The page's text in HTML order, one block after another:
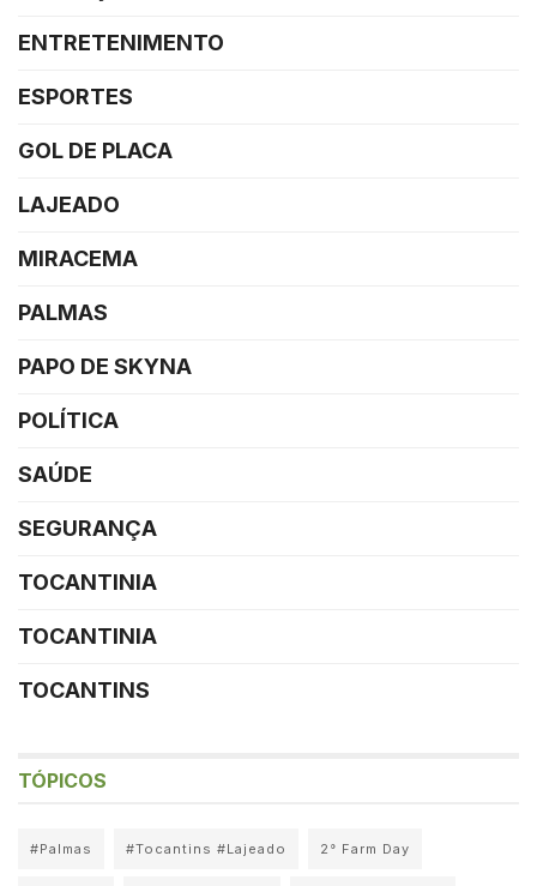
ENTRETENIMENTO
ESPORTES
GOL DE PLACA
LAJEADO
MIRACEMA
PALMAS
PAPO DE SKYNA
POLÍTICA
SAÚDE
SEGURANÇA
TOCANTINIA
TOCANTINIA
TOCANTINS
TÓPICOS
#Palmas #Tocantins #Lajeado 2° Farm Day